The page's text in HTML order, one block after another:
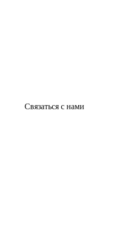
Связаться с нами